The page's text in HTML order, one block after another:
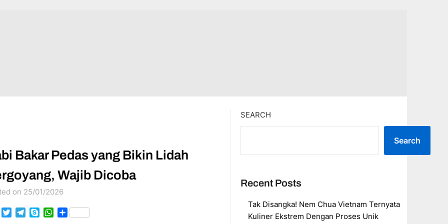
Bakar Pedas yang Bikin Lidah
Wajib Dicoba
on 25/01/2026
Facebook
TwitterTelegram
SkypeWhatsApp
Share
SEARCH
Search
Recent Posts
Tak Disangka! Nem Chua Vietnam Ternyata
Kuliner Ekstrem Dengan Proses Unik